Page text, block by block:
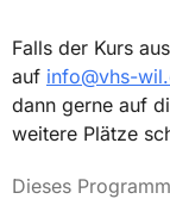
Falls der Kurs
auf info@vhs-
dann gerne auf
weitere Plätze
Dieses